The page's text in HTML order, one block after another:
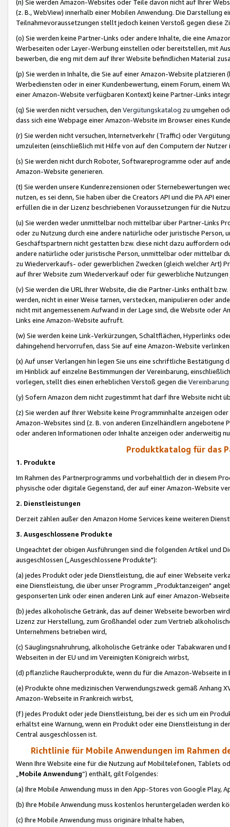
(n) Sie werden Amazon-Websites oder Teile davon nicht auf Ihrer
(z. B., WebView) innerhalb einer Mobilen Anwendung. Die Darstellung
Teilnahmevoraussetzungen stellt jedoch keinen Verstoß gegen diese
(o) Sie werden keine Partner-Links oder andere Inhalte, die eine
Werbeseiten oder Layer-Werbung einstellen oder bereitstellen, mit
bewerben, die eng mit dem auf Ihrer Website befindlichen Material
(p) Sie werden in Inhalte, die Sie auf einer Amazon-Website
Werbediensten oder in einer Kundenbewertung, einem Forum, einem
einer Amazon-Website verfügbaren Kontext) keine Partner-Links
(q) Sie werden nicht versuchen, den Vergütungskatalog zu umgehen
dass sich eine Webpage einer Amazon-Website im Browser eines
(r) Sie werden nicht versuchen, Internetverkehr (Traffic) oder
umzuleiten (einschließlich mit Hilfe von auf den Computern der
(s) Sie werden nicht durch Roboter, Softwareprogramme oder auf
Amazon-Website generieren.
(t) Sie werden unsere Kundenrezensionen oder Sternebewertungen
nutzen, es sei denn, Sie haben über die Creators API und die PA API
erfüllen die in der Lizenz beschriebenen Voraussetzungen für die
(u) Sie werden weder unmittelbar noch mittelbar über Partner-Links
oder zu Nutzung durch eine andere natürliche oder juristische
Geschäftspartnern nicht gestatten bzw. diese nicht dazu auffordern
andere natürliche oder juristische Person, unmittelbar oder mittelbar
zu Wiederverkaufs- oder gewerblichen Zwecken (gleich welcher Art)
auf Ihrer Website zum Wiederverkauf oder für gewerbliche
(v) Sie werden die URL Ihrer Website, die die Partner-Links enthält
werden, nicht in einer Weise tarnen, verstecken, manipulieren oder
nicht mit angemessenem Aufwand in der Lage sind, die Website oder
Links eine Amazon-Website aufruft.
(w) Sie werden keine Link-Verkürzungen, Schaltflächen, Hyperlinks
dahingehend hervorrufen, dass Sie auf eine Amazon-Website
(x) Auf unser Verlangen hin legen Sie uns eine schriftliche
im Hinblick auf einzelne Bestimmungen der Vereinbarung,
vorlegen, stellt dies einen erheblichen Verstoß gegen die Vereinbarung
(y) Sofern Amazon dem nicht zugestimmt hat darf Ihre Website nicht
(z) Sie werden auf Ihrer Website keine Programminhalte anzeigen
Amazon-Websites sind (z. B. von anderen Einzelhändlern
oder anderen Informationen oder Inhalte anzeigen oder anderweitig
Produktkatalog für das
1. Produkte
Im Rahmen des Partnerprogramms und vorbehaltlich der in diesem
physische oder digitale Gegenstand, der auf einer Amazon-Website
2. Dienstleistungen
Derzeit zählen außer den Amazon Home Services keine weiteren
3. Ausgeschlossene Produkte
Ungeachtet der obigen Ausführungen sind die folgenden Artikel und
ausgeschlossen („Ausgeschlossene Produkte"):
(a) jedes Produkt oder jede Dienstleistung, die auf einer Webseite
eine Dienstleistung, die über unser Programm „Produktanzeigen"
gesponserten Link oder einen anderen Link auf einer Amazon-
(b) jedes alkoholische Getränk, das auf deiner Webseite beworben
Lizenz zur Herstellung, zum Großhandel oder zum Vertrieb
Unternehmens betrieben wird,
(c) Säuglingsnahruhrung, alkoholische Getränke oder Tabakwaren
Webseiten in der EU und im Vereinigten Königreich wirbst,
(d) pflanzliche Raucherprodukte, wenn du für die Amazon-Webseite in
(e) Produkte ohne medizinischen Verwendungszweck gemäß Anhang
Amazon-Webseite in Frankreich wirbst,
(f) jedes Produkt oder jede Dienstleistung, bei der es sich um ein
erhältst eine Warnung, wenn ein Produkt oder eine Dienstleistung in
Central ausgeschlossen ist.
Richtlinie für Mobile Anwendungen im Rahmen
Wenn Ihre Website eine für die Nutzung auf Mobiltelefonen, Tablets
„Mobile Anwendung“) enthält, gilt Folgendes:
(a) Ihre Mobile Anwendung muss in den App-Stores von Google Play,
(b) Ihre Mobile Anwendung muss kostenlos heruntergeladen werden
(c) Ihre Mobile Anwendung muss originäre Inhalte haben,